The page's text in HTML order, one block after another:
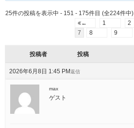
25件の投稿を表示中 - 151 - 175件目 (全224件中)
←
1 2
7
8 9
投稿者 投稿
2026年6月8日 1:45 PM 返信
max
ゲスト